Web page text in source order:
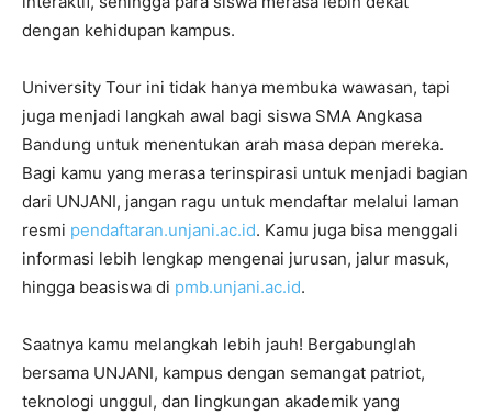
dengan kehidupan kampus.
University Tour ini tidak hanya membuka wawasan, tapi
juga menjadi langkah awal bagi siswa SMA Angkasa
Bandung untuk menentukan arah masa depan mereka.
Bagi kamu yang merasa terinspirasi untuk menjadi bagian
dari UNJANI, jangan ragu untuk mendaftar melalui laman
resmi pendaftaran.unjani.ac.id. Kamu juga bisa menggali
informasi lebih lengkap mengenai jurusan, jalur masuk,
hingga beasiswa di pmb.unjani.ac.id.
Saatnya kamu melangkah lebih jauh! Bergabunglah
bersama UNJANI, kampus dengan semangat patriot,
teknologi unggul, dan lingkungan akademik yang